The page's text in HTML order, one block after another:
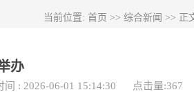
当前位置: 首页 >> 综合新闻 >> 正
办
间 : 2026-06-01 15:14:30 点击量:367